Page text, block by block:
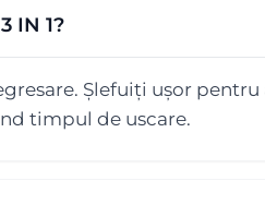
IN 1?
Șlefuiți ușor pentru
timpul de uscare.